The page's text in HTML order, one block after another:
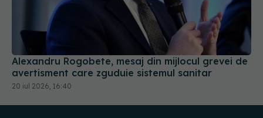
Alexandru Rogobete, mesaj din mijlocul grevei de
avertisment care zguduie sistemul sanitar
20 iul 2026, 16:40